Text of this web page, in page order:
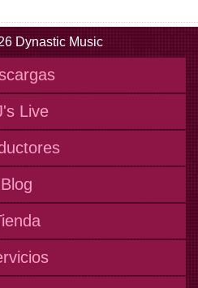
Dynastic Music
Live
Blog